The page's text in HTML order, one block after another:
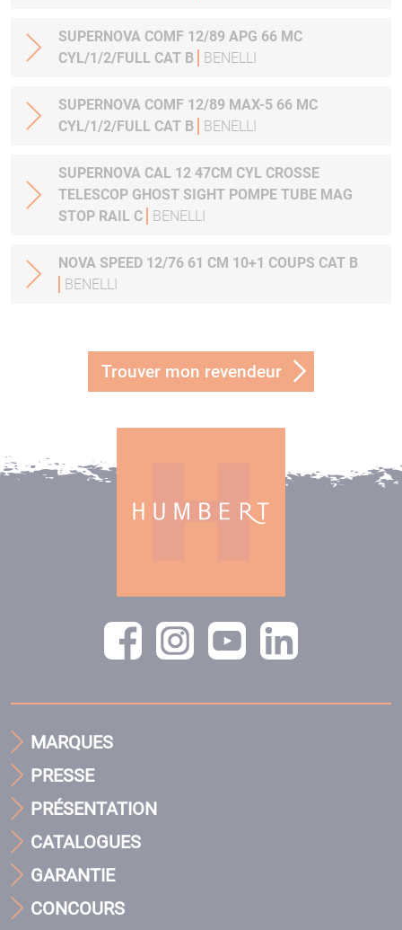
SUPERNOVA COMF 12/89 APG 66 MC
CYL/1/2/FULL CAT B
BENELLI
SUPERNOVA COMF 12/89 MAX-5 66 MC
CYL/1/2/FULL CAT B
BENELLI
SUPERNOVA CAL 12 47CM CYL CROSSE
TELESCOP GHOST SIGHT POMPE TUBE MAG
STOP RAIL C
BENELLI
NOVA SPEED 12/76 61 CM 10+1 COUPS CAT B
BENELLI
Trouver mon revendeur
MARQUES
PRESSE
PRÉSENTATION
CATALOGUES
GARANTIE
CONCOURS